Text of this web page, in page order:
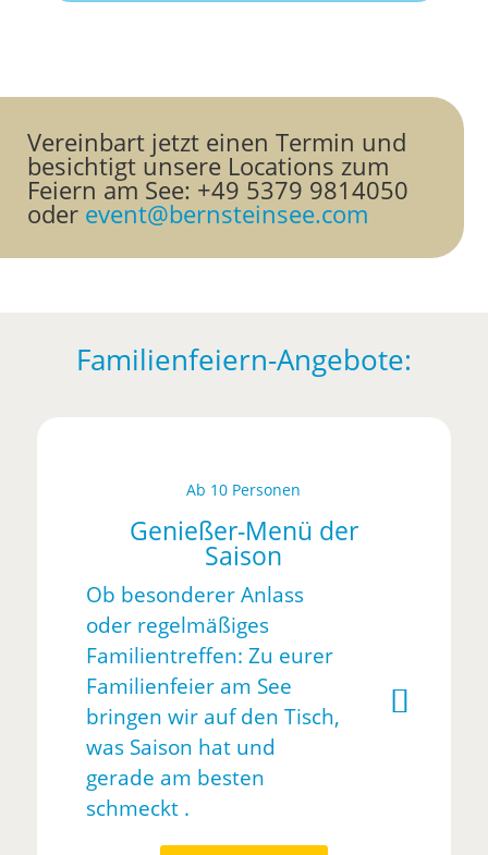
Vereinbart jetzt einen Termin und
besichtigt unsere Locations zum
Feiern am See: +49 5379 9814050
oder event@bernsteinsee.com
Familienfeiern-Angebote:
Ab 10 Personen
Genießer-Menü der
Saison
Ob besonderer Anlass
oder regelmäßiges
Familientreffen: Zu eurer
Familienfeier am See
bringen wir auf den Tisch,
was Saison hat und
gerade am besten
schmeckt .